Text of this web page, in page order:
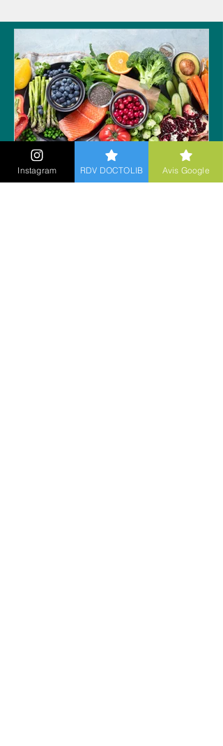
Instagram RDV DOCTOLIB Avis Google